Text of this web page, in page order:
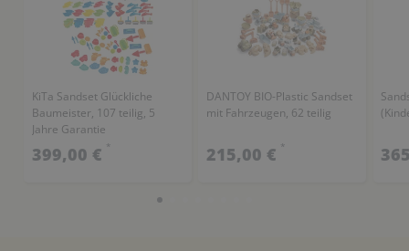
KiTa Sandset Glückliche
Baumeister, 107 teilig, 5
Jahre Garantie
399,00 € *
DANTOY BIO-Plastic Sandset
mit Fahrzeugen, 62 teilig
215,00 € *